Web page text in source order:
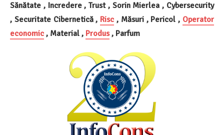
Sănătate , Incredere , Trust , Sorin Mierlea , Cybersecurity
, Securitate Cibernetică , Risc , Măsuri , Pericol , Operator
economic , Material , Produs , Parfum